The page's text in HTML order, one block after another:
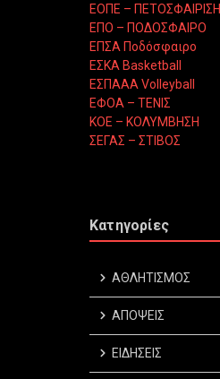
ΕΟΠΕ – ΠΕΤΟΣΦΑΙΡΙΣΗ
ΕΠΟ – ΠΟΔΟΣΦΑΙΡΟ
ΕΠΣΑ Ποδόσφαιρο
ΕΣΚΑ Basketball
ΕΣΠΑΑΑ Volleyball
ΕΦΟΑ – ΤΕΝΙΣ
ΚΟΕ – ΚΟΛΥΜΒΗΣΗ
ΣΕΓΑΣ – ΣΤΙΒΟΣ
Κατηγορίες
ΑΘΛΗΤΙΣΜΟΣ
ΑΠΟΨΕΙΣ
ΕΙΔΗΣΕΙΣ